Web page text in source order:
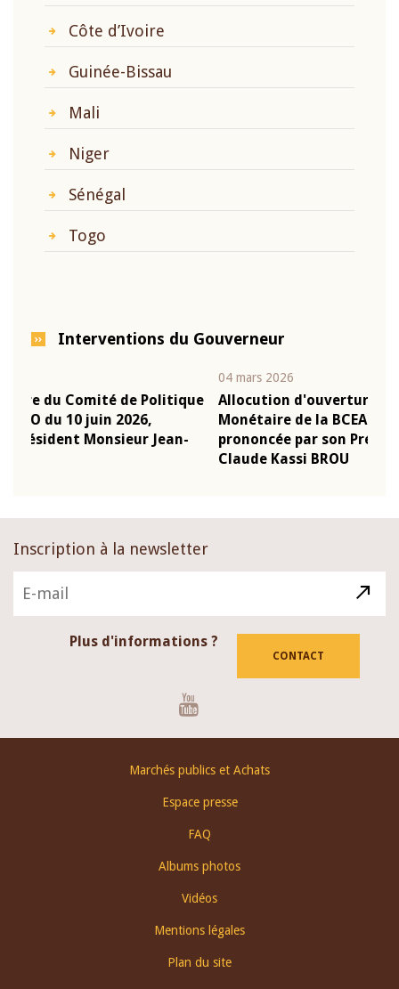
Côte d’Ivoire
Guinée-Bissau
Mali
Niger
Sénégal
Togo
Interventions du Gouverneur
Allocution d'ouverture du Comité de Politique
Monétaire de la BCEAO du 4 mars 2026,
prononcée par son Président Monsieur Jean-
Inscription à la newsletter
Plus d'informations ?
CONTACT
Marchés publics et Achats
Espace presse
FAQ
Albums photos
Vidéos
Mentions légales
Plan du site